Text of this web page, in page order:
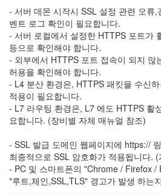
- 서버 데몬 시작시 SSL 설정 관련 오류
벤트 로그 확인이 필요합니다.
- 서버 로컬에서 설정한 HTTPS 포트가
등으로 확인해야 합니다.
- 외부에서 HTTPS 포트 접속이 되지 않
허용을 확인해야 합니다.
- L4 분산 환경은, HTTPS 패킷을 수신
적용이 필요합니다.
- L7 라우팅 환경은, L7 에도 HTTPS 활
요합니다. (장비별 자체 매뉴얼 참조)
- SSL 발급 도메인 웹페이지에 https://
최종적으로 SSL 암호화가 적용됩니다.
- PC 및 스마트폰의 "Chrome / Firefox /
"루트,체인,SSL,TLS" 경고가 발생 하는